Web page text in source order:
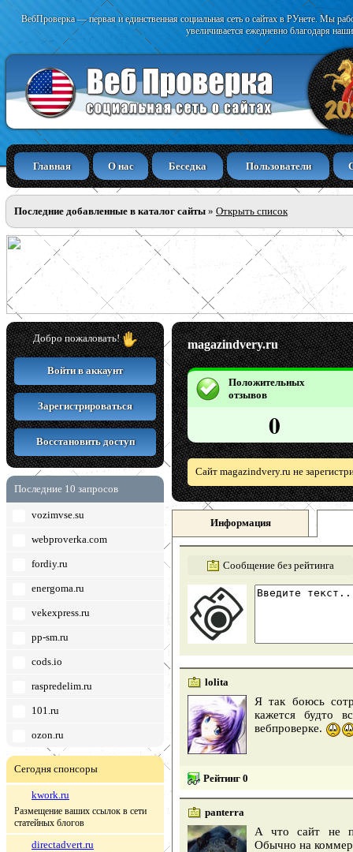
ВебПроверка — первая и единственная социальная сеть о сайтах в РУнете. Мы
увеличивается ежедневно благодаря
Главная О нас Беседка Пользователи
Последние добавленные в каталог сайты » Открыть список
Добро пожаловать!
Войти в аккаунт
Зарегистрироваться
Восстановить доступ
Последние 10 запросов
vozimvse.su
webproverka.com
fordiy.ru
energoma.ru
vekexpress.ru
pp-sm.ru
cods.io
raspredelim.ru
101.ru
ozon.ru
Сегодня спонсоры
kwork.ru
Размещение ваших ссылок в сети
статейных блогов
directadvert.ru
magazindvery.ru
Положительных
отзывов
0
Сайт magazindvery.ru не
Информация
Сообщение без рейтинга
lolita
Я так боюсь
кажется будто
вебпроверке.
Рейтинг 0
panterra
А что сайт не
Обычно на